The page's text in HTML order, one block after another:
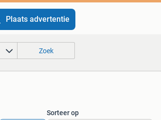
Plaats advertentie
Zoek
Sorteer op